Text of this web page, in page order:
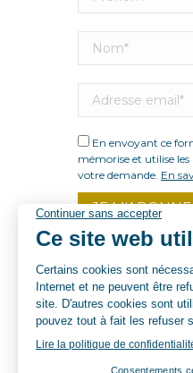
En envoyant ce
mémorise et utilise
votre demande. En
©